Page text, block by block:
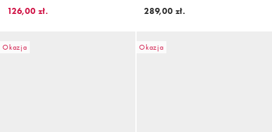
długimi rękawami i
126,00 zł.
sukienka midaxi na ramiączkach
289,00 zł.
Okazja Okazja